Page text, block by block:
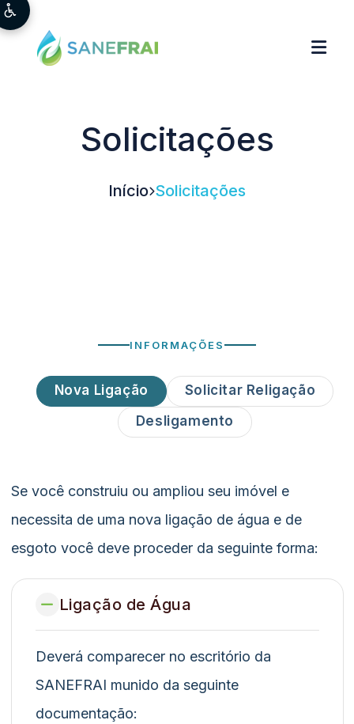
Solicitações
Início Solicitações
INFORMAÇÕES
Nova Ligação
Solicitar Religação
Desligamento
Se você construiu ou ampliou seu imóvel e
necessita de uma nova ligação de água e de
esgoto você deve proceder da seguinte forma:
Ligação de Água
Deverá comparecer no escritório da
SANEFRAI munido da seguinte
documentação: